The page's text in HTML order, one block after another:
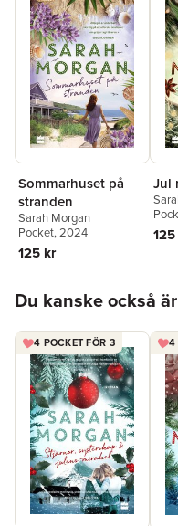
Sommarhuset på
stranden
Sarah Morgan
Pocket, 2024
125 kr
Jul
Du kanske också
4 POCKET FÖR 3 4